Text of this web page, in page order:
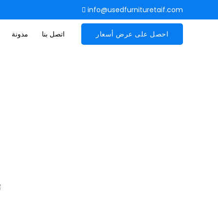
info@usedfurnituretaif.com
مدونة اتصل بنا احصل على عرض أسعار